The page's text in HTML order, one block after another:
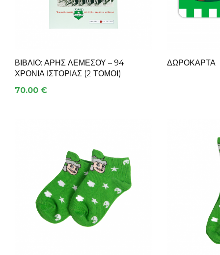
ΒΙΒΛΊΟ: ΆΡΗΣ ΛΕΜΕΣΟΎ – 94
ΧΡΌΝΙΑ ΙΣΤΟΡΊΑΣ (2 ΤΌΜΟΙ)
70.00 €
ΔΩΡΟΚΑΡΤΑ